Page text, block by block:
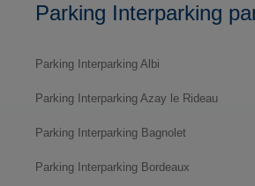
Parking Interparking
Parking Interparking Albi
Parking Interparking Azay le Rideau
Parking Interparking Bagnolet
Parking Interparking Bordeaux